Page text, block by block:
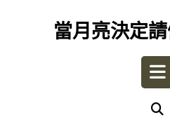
當月亮決定